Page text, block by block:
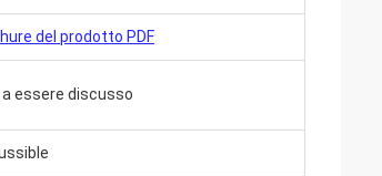
del prodotto PDF
essere discusso